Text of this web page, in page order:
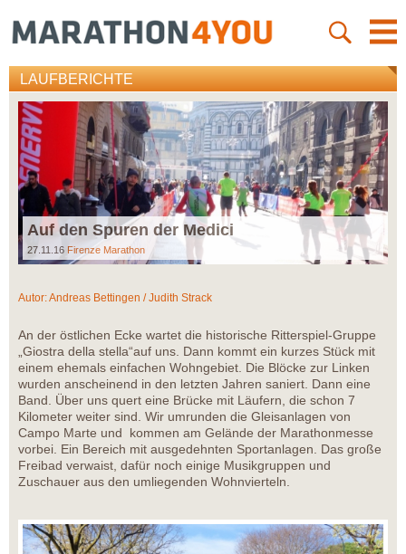
LAUFBERICHTE
Auf den Spuren der Medici
27.11.16 Firenze Marathon
Autor:Andreas Bettingen / Judith Strack
An der östlichen Ecke wartet die historische Ritterspiel-Gruppe
„Giostra della stella“auf uns. Dann kommt ein kurzes Stück mit
einem ehemals einfachen Wohngebiet. Die Blöcke zur Linken
wurden anscheinend in den letzten Jahren saniert. Dann eine
Band. Über uns quert eine Brücke mit Läufern, die schon 7
Kilometer weiter sind. Wir umrunden die Gleisanlagen von
Campo Marte und kommen am Gelände der Marathonmesse
vorbei. Ein Bereich mit ausgedehnten Sportanlagen. Das große
Freibad verwaist, dafür noch einige Musikgruppen und
Zuschauer aus den umliegenden Wohnvierteln.